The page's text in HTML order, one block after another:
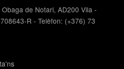
de Notari, AD200 Vila -
R - Telèfon: (+376) 73